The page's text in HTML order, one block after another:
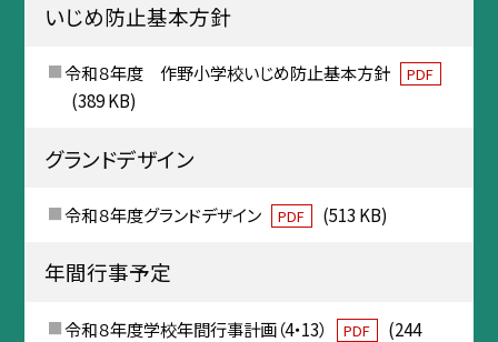
いじめ防止基本方針
令和８年度 作野小学校いじめ防止基本方針 PDF
(389 KB)
グランドデザイン
令和８年度グランドデザイン PDF (513 KB)
年間行事予定
令和８年度学校年間行事計画（4・13） PDF
(244